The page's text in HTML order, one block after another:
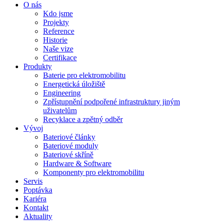
O nás
Kdo jsme
Projekty
Reference
Historie
Naše vize
Certifikace
Produkty
Baterie pro elektromobilitu
Energetická úložiště
Engineering
Zpřístupnění podpořené infrastruktury jiným
uživatelům
Recyklace a zpětný odběr
Vývoj
Bateriové články
Bateriové moduly
Bateriové skříně
Hardware & Software
Komponenty pro elektromobilitu
Servis
Poptávka
Kariéra
Kontakt
Aktuality